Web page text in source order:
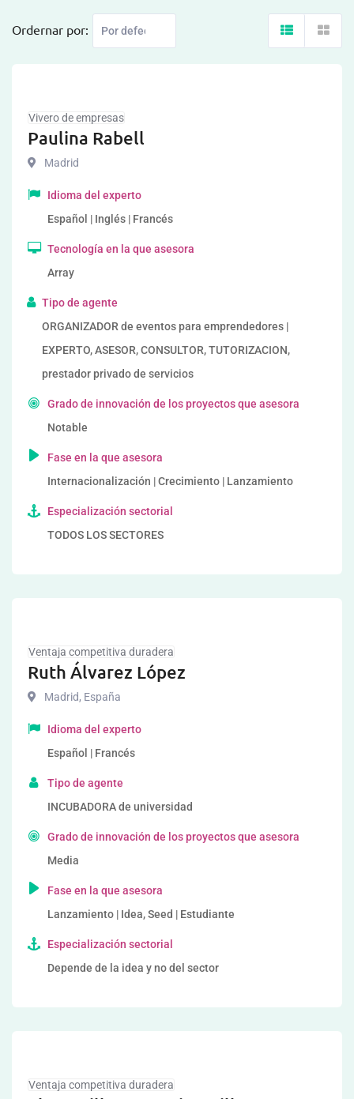
Ordernar por:
Vivero de empresas
Paulina Rabell
Madrid
Idioma del experto
Español | Inglés | Francés
Tecnología en la que asesora
Array
Tipo de agente
ORGANIZADOR de eventos para emprendedores |
EXPERTO, ASESOR, CONSULTOR, TUTORIZACION,
prestador privado de servicios
Grado de innovación de los proyectos que asesora
Notable
Fase en la que asesora
Internacionalización | Crecimiento | Lanzamiento
Especialización sectorial
TODOS LOS SECTORES
Ventaja competitiva duradera
Ruth Álvarez López
Madrid, España
Idioma del experto
Español | Francés
Tipo de agente
INCUBADORA de universidad
Grado de innovación de los proyectos que asesora
Media
Fase en la que asesora
Lanzamiento | Idea, Seed | Estudiante
Especialización sectorial
Depende de la idea y no del sector
Ventaja competitiva duradera